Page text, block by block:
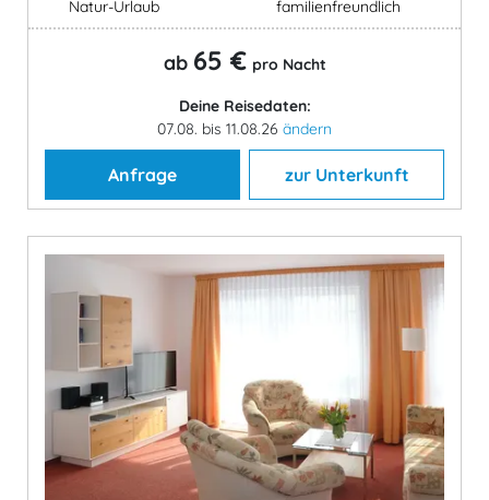
Natur-Urlaub familienfreundlich
ab 65 € pro Nacht
Deine Reisedaten:
07.08. bis 11.08.26 ändern
Anfrage zur Unterkunft